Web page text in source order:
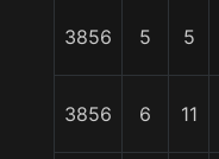
3856 5 5
3856 6 11